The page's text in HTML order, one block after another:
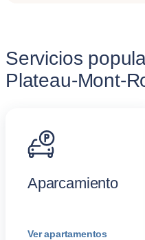
Servicios
Plateau-Mont-
Aparcamiento
Ver apartamentos